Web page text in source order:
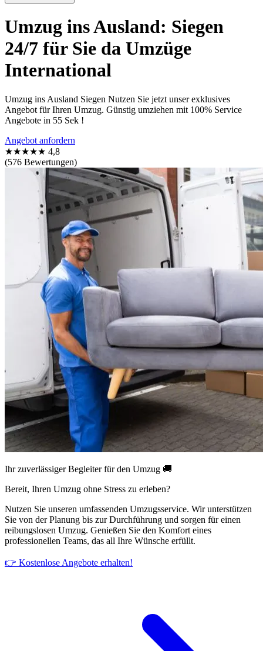
Umzug ins Ausland: Siegen
24/7 für Sie da Umzüge
International
Umzug ins Ausland Siegen Nutzen Sie jetzt unser exklusives
Angebot für Ihren Umzug. Günstig umziehen mit 100% Service
Angebote in 55 Sek !
Angebot anfordern
★★★★★ 4,8
(576 Bewertungen)
Ihr zuverlässiger Begleiter für den Umzug 🚚
Bereit, Ihren Umzug ohne Stress zu erleben?
Nutzen Sie unseren umfassenden Umzugsservice. Wir unterstützen
Sie von der Planung bis zur Durchführung und sorgen für einen
reibungslosen Umzug. Genießen Sie den Komfort eines
professionellen Teams, das all Ihre Wünsche erfüllt.
👉 Kostenlose Angebote erhalten!